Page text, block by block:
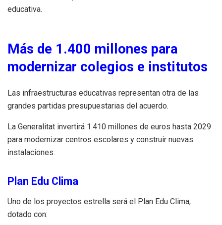
educativa.
Más de 1.400 millones para
modernizar colegios e institutos
Las infraestructuras educativas representan otra de las
grandes partidas presupuestarias del acuerdo.
La Generalitat invertirá 1.410 millones de euros hasta 2029
para modernizar centros escolares y construir nuevas
instalaciones.
Plan Edu Clima
Uno de los proyectos estrella será el Plan Edu Clima,
dotado con: